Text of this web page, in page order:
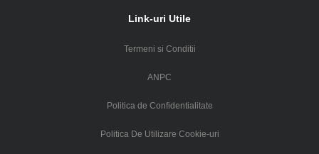
Link-uri Utile
Termeni si Conditii
ANPC
Politica de Confidentialitate
Politica De Utilizare Cookie-uri